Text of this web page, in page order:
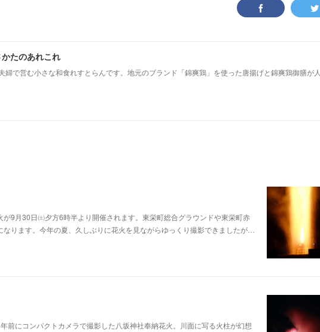
たのあれこれ
婦で営む小さな和食れすとらんです。地元のブランド「錦爽鶏」を使った唐揚げと錦爽鶏御膳が人
9月30日㈯夕方6時半より開催されます。東栄町総合グラウンドや東栄町赤
ります。今年の夏、久しぶりに花火を見ながらゆっくり撮影できましたが…
前にコンパクトカメラで撮影した八坂神社奉納花火。川面に写る火柱が幻想